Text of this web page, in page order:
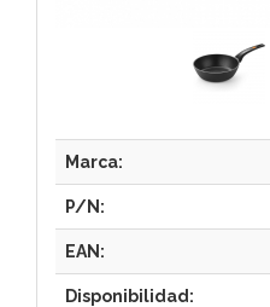
Marca:
P/N:
EAN:
Disponibilidad: